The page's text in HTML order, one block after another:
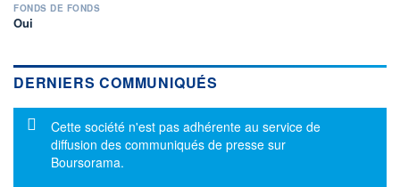
FONDS DE FONDS
Oui
DERNIERS COMMUNIQUÉS
Message d'information
Cette société n'est pas adhérente au service de
diffusion des communiqués de presse sur
Boursorama.